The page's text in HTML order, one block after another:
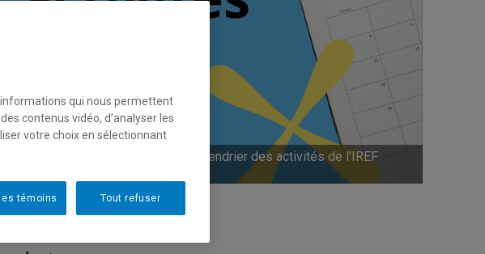
Calendrier des activités de l'IREF
BiblioFEM* : Portail bibliographique
des références en études féministes
qui nous permettent
contenus vidéo, d’analyser les
votre choix en sélectionnant
Tout refuser
témoins